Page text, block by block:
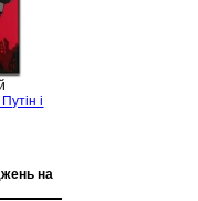
і
на